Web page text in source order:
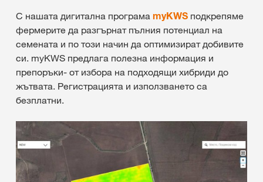
С нашата дигитална програма myKWS подкрепяме
фермерите да разгърнат пълния потенциал на
семената и по този начин да оптимизират добивите
си. myKWS предлага полезна информация и
препоръки- от избора на подходящи хибриди до
жътвата. Регистрацията и използването са
безплатни.